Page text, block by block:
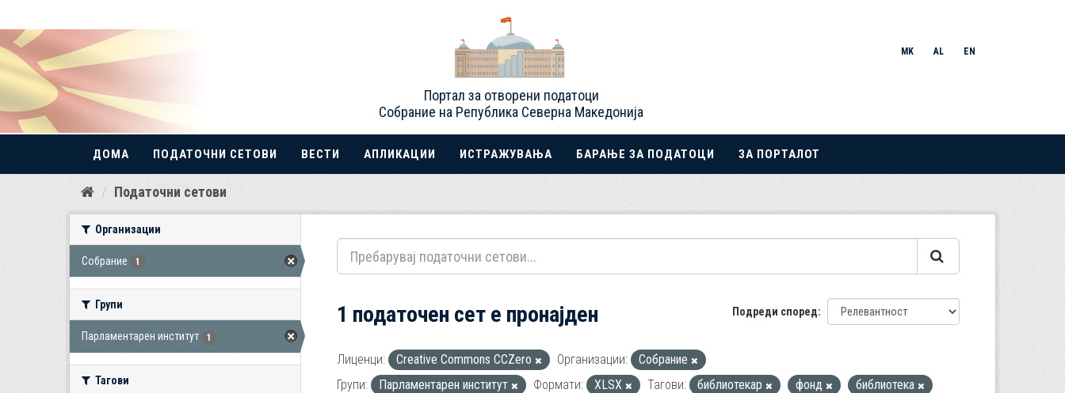
Прескокнете
Портал за отворени податоци
Собрание на Република Северна Македонија
MK AL EN
ДОМА ПОДАТОЧНИ СЕТОВИ ВЕСТИ АПЛИКАЦИИ ИСТРАЖУВАЊА БАРАЊЕ ЗА ПОДАТОЦИ ЗА ПОРТАЛОТ
Податочни сетови
Организации
Собрание 1
Групи
Парламентарен институт 1
Тагови
Подреди според
1 податочен сет е пронајден
Лиценци: Creative Commons CCZero Организации:
Собрание
Групи:
Парламентарен институт Формати: XLSX Тагови: библиотекар фонд
библиотека